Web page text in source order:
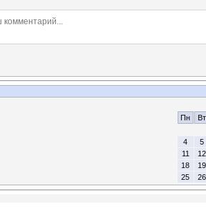
Пн Вт
4
5
11
12
18
19
25
26